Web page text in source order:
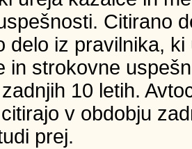
Citirano
delo iz pravilnika,
in strokovne
10 letih.
v obdobju
prej.